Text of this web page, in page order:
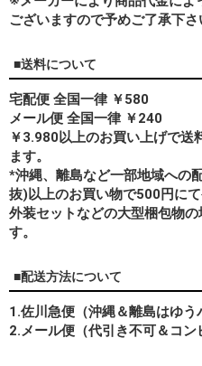
ございますので予めご了承下さ
■送料について
宅配便 全国一律 ￥580
メール便 全国一律 ￥240
￥3.980以上のお買い上げで送
ます。
*沖縄、離島など一部地域への
抜)以上のお買い物で500円に
外装セットなどの大型梱包物
す。
■配送方法について
1.佐川急便（沖縄＆離島はゆう
2.メール便（代引き不可＆コン